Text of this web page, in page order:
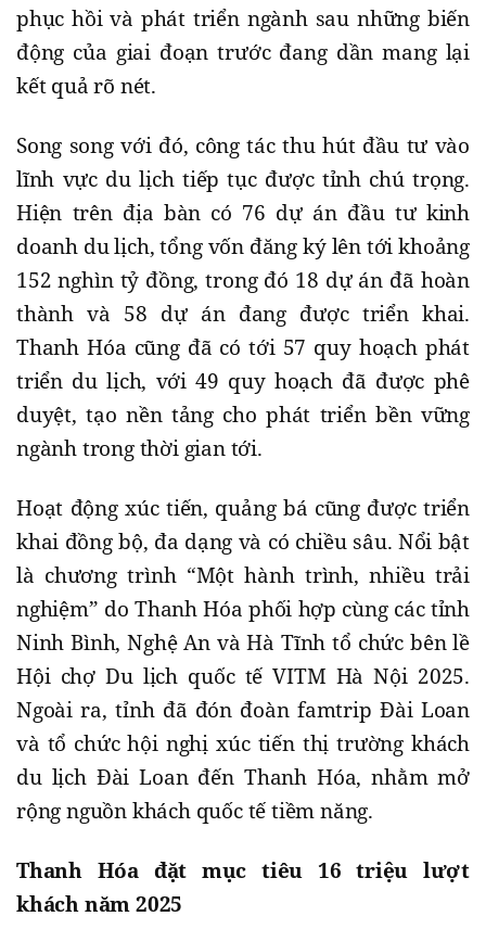
phục hồi và phát triển ngành sau những biến
động của giai đoạn trước đang dần mang lại
kết quả rõ nét.
Song song với đó, công tác thu hút đầu tư vào
lĩnh vực du lịch tiếp tục được tỉnh chú trọng.
Hiện trên địa bàn có 76 dự án đầu tư kinh
doanh du lịch, tổng vốn đăng ký lên tới khoảng
152 nghìn tỷ đồng, trong đó 18 dự án đã hoàn
thành và 58 dự án đang được triển khai.
Thanh Hóa cũng đã có tới 57 quy hoạch phát
triển du lịch, với 49 quy hoạch đã được phê
duyệt, tạo nền tảng cho phát triển bền vững
ngành trong thời gian tới.
Hoạt động xúc tiến, quảng bá cũng được triển
khai đồng bộ, đa dạng và có chiều sâu. Nổi bật
là chương trình “Một hành trình, nhiều trải
nghiệm” do Thanh Hóa phối hợp cùng các tỉnh
Ninh Bình, Nghệ An và Hà Tĩnh tổ chức bên lề
Hội chợ Du lịch quốc tế VITM Hà Nội 2025.
Ngoài ra, tỉnh đã đón đoàn famtrip Đài Loan
và tổ chức hội nghị xúc tiến thị trường khách
du lịch Đài Loan đến Thanh Hóa, nhằm mở
rộng nguồn khách quốc tế tiềm năng.
Thanh Hóa đặt mục tiêu 16 triệu lượt
khách năm 2025